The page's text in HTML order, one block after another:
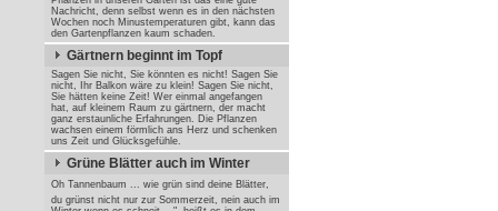
Nachricht, denn selbst wenn es in den nächsten
Wochen noch Minustemperaturen gibt, kann das
den Gartenpflanzen kaum schaden.
Gärtnern beginnt im Topf
Sagen Sie nicht, Sie könnten es nicht! Sagen Sie
nicht, Ihr Balkon wäre zu klein! Sagen Sie nicht,
Sie hätten keine Zeit! Wer einmal angefangen
hat, auf kleinem Raum zu gärtnern, der macht
ganz erstaunliche Erfahrungen. Die Pflanzen
wachsen einem förmlich ans Herz und schenken
uns Zeit und Glücksgefühle.
Grüne Blätter auch im Winter
Oh Tannenbaum ... wie grün sind deine Blätter,
du grünst nicht nur zur Sommerzeit, nein auch im